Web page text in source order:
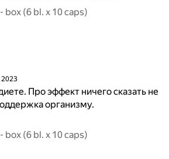
(6 bl. x 10 caps)
2023
Про эффект ничего сказать не
организму.
(6 bl. x 10 caps)